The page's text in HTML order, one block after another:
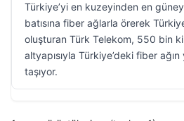
Türkiye’yi en kuzeyinden en
batısına fiber ağlarla örerek
oluşturan Türk Telekom, 550 bin
altyapısıyla Türkiye’deki fiber
taşıyor.